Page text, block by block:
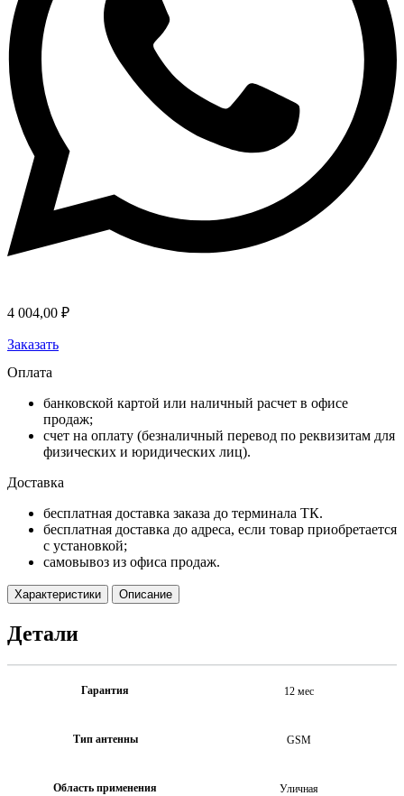
4 004,00 ₽
Заказать
Оплата
банковской картой или наличный расчет в офисе
продаж;
счет на оплату (безналичный перевод по реквизитам для
физических и юридических лиц).
Доставка
бесплатная доставка заказа до терминала ТК.
бесплатная доставка до адреса, если товар приобретается
с установкой;
самовывоз из офиса продаж.
Характеристики Описание
Детали
Гарантия 12 мес
Тип антенны GSM
Область применения Уличная